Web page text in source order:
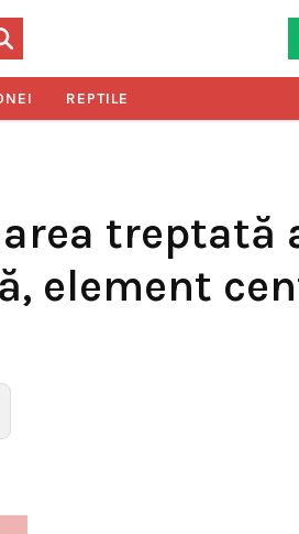
REPTILE
treptată
element